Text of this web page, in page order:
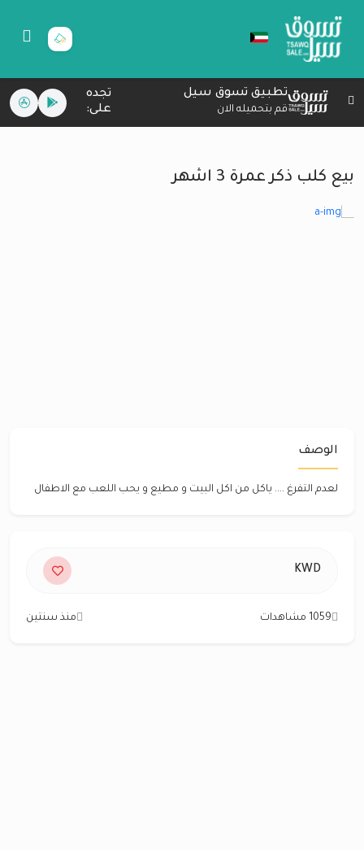
تطبيق تسوق سيل
قم بتحميله الان
تجده
على:
بيع كلب ذكر عمرة 3 اشهر
الوصف
لعدم التفرغ .... ياكل من اكل البيت و مطيع و يحب اللعب مع الاطفال
KWD
1059 مشاهدات منذ سنتين